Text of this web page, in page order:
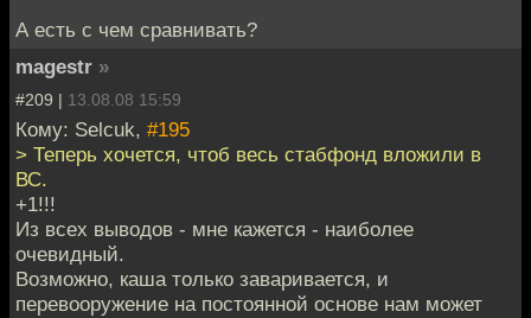
А есть с чем сравнивать?
magestr »
#209 | 13.08.08 15:59
Кому: Selcuk, #195
> Теперь хочется, чтоб весь стабфонд вложили в
ВС.
+1!!!
Из всех выводов - мне кажется - наиболее
очевидный.
Возможно, каша только заваривается, и
перевооружение на постоянной основе нам может